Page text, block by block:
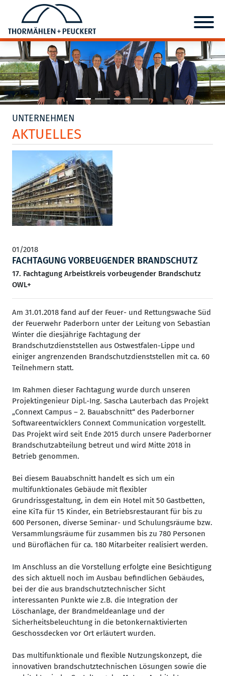
UNTERNEHMEN
AKTUELLES
01/2018
FACHTAGUNG VORBEUGENDER BRANDSCHUTZ
17. Fachtagung Arbeistkreis vorbeugender Brandschutz
OWL+
Am 31.01.2018 fand auf der Feuer- und Rettungswache Süd
der Feuerwehr Paderborn unter der Leitung von Sebastian
Winter die diesjährige Fachtagung der
Brandschutzdienststellen aus Ostwestfalen-Lippe und
einiger angrenzenden Brandschutzdienststellen mit ca. 60
Teilnehmern statt.
Im Rahmen dieser Fachtagung wurde durch unseren
Projektingenieur Dipl.-Ing. Sascha Lauterbach das Projekt
„Connext Campus – 2. Bauabschnitt“ des Paderborner
Softwareentwicklers Connext Communication vorgestellt.
Das Projekt wird seit Ende 2015 durch unsere Paderborner
Brandschutzabteilung betreut und wird Mitte 2018 in
Betrieb genommen.
Bei diesem Bauabschnitt handelt es sich um ein
multifunktionales Gebäude mit flexibler
Grundrissgestaltung, in dem ein Hotel mit 50 Gastbetten,
eine KiTa für 15 Kinder, ein Betriebsrestaurant für bis zu
600 Personen, diverse Seminar- und Schulungsräume bzw.
Versammlungsräume für zusammen bis zu 780 Personen
und Büroflächen für ca. 180 Mitarbeiter realisiert werden.
Im Anschluss an die Vorstellung erfolgte eine Besichtigung
des sich aktuell noch im Ausbau befindlichen Gebäudes,
bei der die aus brandschutztechnischer Sicht
interessanten Punkte wie z.B. die Integration der
Löschanlage, der Brandmeldeanlage und der
Sicherheitsbeleuchtung in die betonkernaktivierten
Geschossdecken vor Ort erläutert wurden.
Das multifunktionale und flexible Nutzungskonzept, die
innovativen brandschutztechnischen Lösungen sowie die